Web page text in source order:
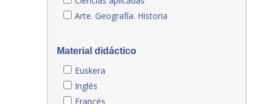
Arte. Geografía. Historia
Material didáctico
Euskera
Inglés
Francés